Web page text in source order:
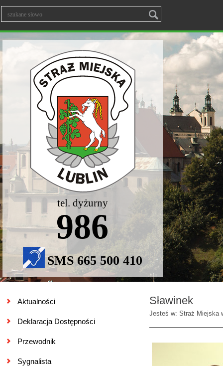
tel. dyżurny
986
SMS 665 500 410
Aktualności
Deklaracja Dostępności
Przewodnik
Sygnalista
Sławinek
Jesteś w: Straż Miejska